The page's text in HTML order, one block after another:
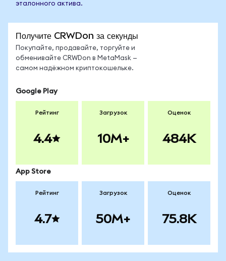
эталонного актива.
Получите CRWDon за секунды
Покупайте, продавайте, торгуйте и
обменивайте CRWDon в MetaMask —
самом надёжном криптокошельке.
Google Play
Рейтинг
4.4
Загрузок
10M+
Оценок
484K
App Store
Рейтинг
4.7
Загрузок
50M+
Оценок
75.8K